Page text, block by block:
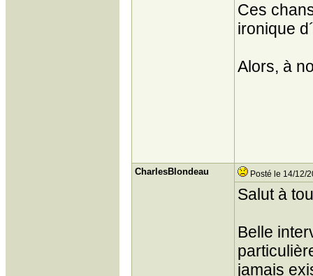
Ces
ironique
Alors, à
CharlesBlondeau Posté le 14/12/
Salut à
Belle
jamais